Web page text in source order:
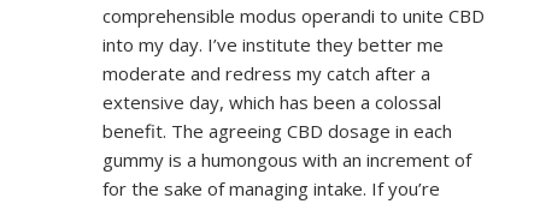
comprehensible modus operandi to unite CBD
into my day. I’ve institute they better me
moderate and redress my catch after a
extensive day, which has been a colossal
benefit. The agreeing CBD dosage in each
gummy is a humongous with an increment of
for the sake of managing intake. If you’re